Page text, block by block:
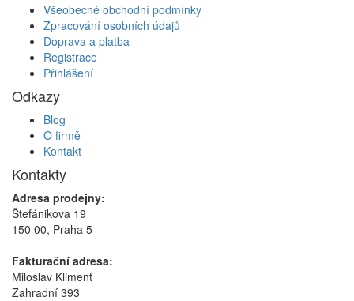
Všeobecné obchodní podmínky
Zpracování osobních údajů
Doprava a platba
Registrace
Přihlášení
Odkazy
Blog
O firmě
Kontakt
Kontakty
Adresa prodejny:
Štefánikova 19
150 00, Praha 5
Fakturační adresa:
Miloslav Kliment
Zahradní 393